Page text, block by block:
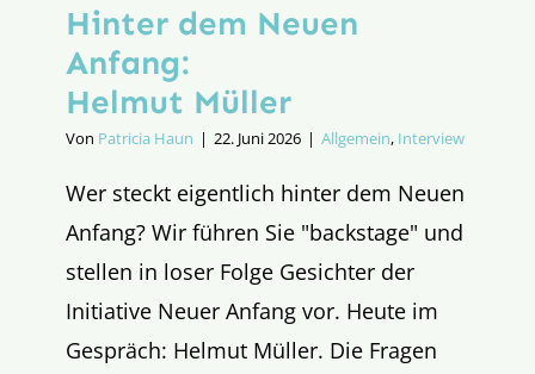
Hinter dem Neuen
Anfang:
Helmut Müller
Von Patricia Haun | 22. Juni 2026 | Allgemein, Interview
Wer steckt eigentlich hinter dem Neuen
Anfang? Wir führen Sie "backstage" und
stellen in loser Folge Gesichter der
Initiative Neuer Anfang vor. Heute im
Gespräch: Helmut Müller. Die Fragen